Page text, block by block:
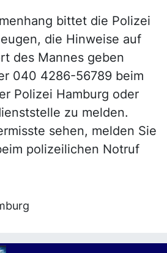
bittet die Polizei
die Hinweise auf
des Mannes geben
040 4286-56789 beim
Polizei Hamburg oder
zu melden.
sehen, melden Sie
polizeilichen Notruf